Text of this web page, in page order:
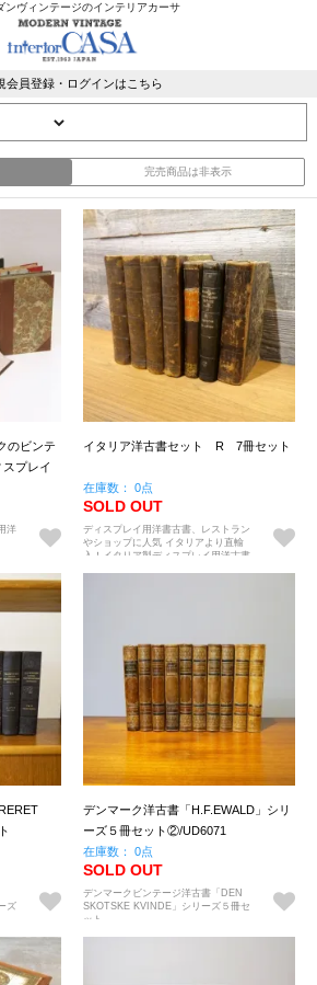
ンヴィンテージのインテリアカーサ
会員登録・ログインはこちら
完売商品は非表示
のビンテ
プレイ
洋
イタリア洋古書セット R 7冊セット
在庫数： 0点
SOLD OUT
ディスプレイ用洋書古書、レストラン
やショップに人気 イタリアより直輸
入！イタリア製ディスプレイ用洋古書
ズ
デンマーク洋古書「H.F.EWALD」シリ
ーズ５冊セット②/UD6071
在庫数： 0点
SOLD OUT
デンマークビンテージ洋古書「DEN
SKOTSKE KVINDE」シリーズ５冊セ
ット